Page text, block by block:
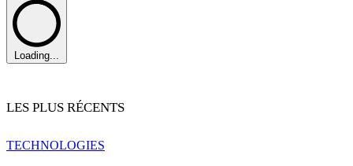
Loading...
LES PLUS RÉCENTS
TECHNOLOGIES